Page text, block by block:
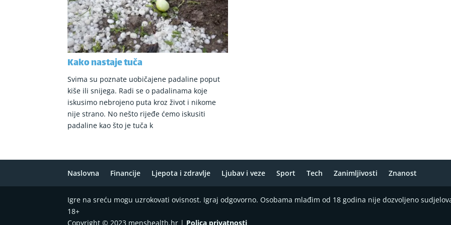
Kako nastaje tuča
Svima su poznate uobičajene padaline poput
kiše ili snijega. Radi se o padalinama koje
iskusimo nebrojeno puta kroz život i nikome
nije strano. No nešto rijeđe ćemo iskusiti
padaline kao što je tuča k
Naslovna Financije Ljepota i zdravlje Ljubav i veze Sport Tech Zanimljivosti Znanost
Igre na sreću mogu uzrokovati ovisnost. Igraj odgovorno. Osobama mlađim od 18 godina nije dozvoljeno
18+
Copyright © 2023 menshealth.hr | Polica privatnosti